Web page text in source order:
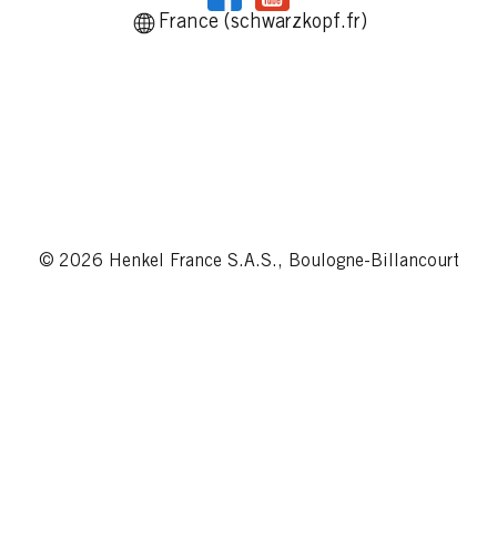
France (schwarzkopf.fr)
© 2026 Henkel France S.A.S., Boulogne-Billancourt